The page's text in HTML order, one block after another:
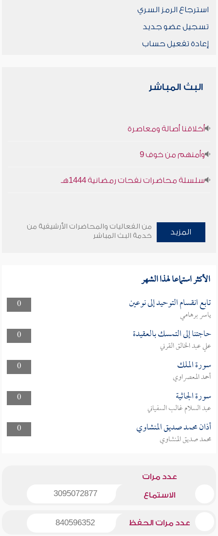
استرجاع الرمز السري
تسجيل عضو جديد
إعادة تفعيل حساب
البث المباشر
أخلاقنا أصالة ومعاصرة
وأمنهم من خوف 9
سلسلة محاضرات نفحات رمضانية 1444هـ
المزيد
من الفعاليات والمحاضرات الأرشيفية من
خدمة البث المباشر
الأكثر استماعا لهذا الشهر
0 تابع انقسام التوحيد إلى نوعين
ياسر برهامي
0
حاجتنا إلى التمسك بالعقيدة
علي عبد الخالق القرني
0
سورة الملك
أحمد المعصراوي
0
سورة الجاثية
عبد السلام غالب السفياني
0
أذان محمد صديق المنشاوي
محمد صديق المنشاوي
عدد مرات
الاستماع 3095072877
عدد مرات الحفظ 840596352